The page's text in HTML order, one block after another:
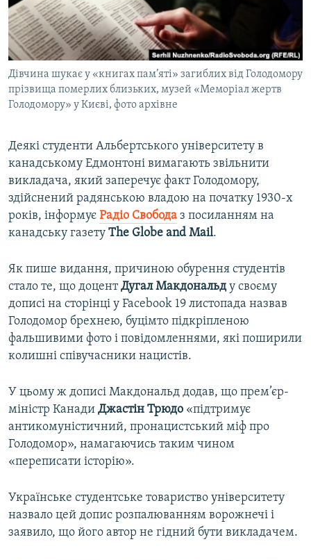
СВІДЧЕННЯ ОКУПАЦІЇ
УКРАЇНСЬКА ПРОБЛЕМА КРИМУ
ІНФОГРАФІКА
Qırımtatar
ДОЛУЧАЙСЯ!
Дівчина шукає у «книгах пам’яті» загиблих від Голодомору
прізвища померлих близьких, музей «Меморіал жертв
Голодомору» у Києві, фото архівне
Деякі студенти Альбертського університету в
канадському Едмонтоні вимагають звільнити
викладача, який заперечує факт Голодомору,
здійснений радянською владою на початку 1930-х
років, інформує Радіо Свобода з посиланням на
канадську газету The Globe and Mail.
Як пише видання, причиною обурення студентів
стало те, що доцентДугал Макдональду своєму
дописі на сторінці у Facebook 19 листопада назвав
Голодомор брехнею, буцімто підкріпленою
фальшивими фото і повідомленнями, які поширили
колишні співучасники нацистів.
У цьому ж дописі Макдональд додав, що прем’єр-
міністр Канади Джастін Трюдо «підтримує
антикомуністичний, пронацистський міф про
Голодомор», намагаючись таким чином
«переписати історію».
Українське студентське товариство університету
назвало цей допис розпалюванням ворожнечі і
заявило, що його автор не гідний бути викладачем.